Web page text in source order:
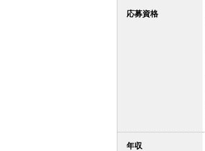
応募資格
年収